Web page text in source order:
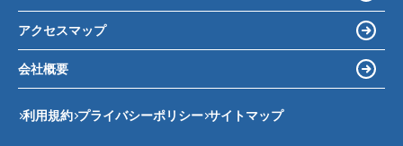
アクセスマップ
会社概要
利用規約 プライバシーポリシー サイトマップ